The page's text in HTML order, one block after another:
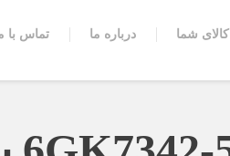
شما درباره ما تماس با